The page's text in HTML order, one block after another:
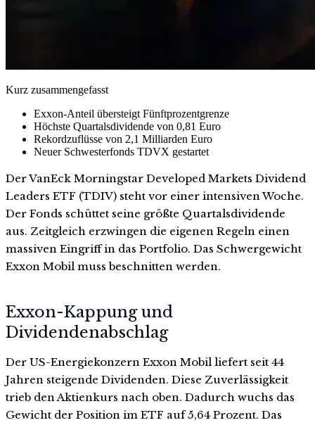
Kurz zusammengefasst
Exxon-Anteil übersteigt Fünftprozentgrenze
Höchste Quartalsdividende von 0,81 Euro
Rekordzuflüsse von 2,1 Milliarden Euro
Neuer Schwesterfonds TDVX gestartet
Der VanEck Morningstar Developed Markets Dividend
Leaders ETF (TDIV) steht vor einer intensiven Woche.
Der Fonds schüttet seine größte Quartalsdividende
aus. Zeitgleich erzwingen die eigenen Regeln einen
massiven Eingriff in das Portfolio. Das Schwergewicht
Exxon Mobil muss beschnitten werden.
Exxon-Kappung und
Dividendenabschlag
Der US-Energiekonzern Exxon Mobil liefert seit 44
Jahren steigende Dividenden. Diese Zuverlässigkeit
trieb den Aktienkurs nach oben. Dadurch wuchs das
Gewicht der Position im ETF auf 5,64 Prozent. Das